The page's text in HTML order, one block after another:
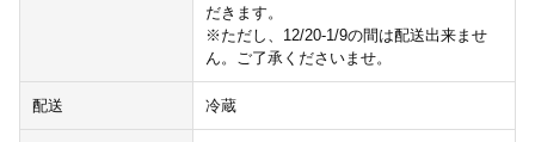
だきます。
※ただし、12/20-1/9の間は配送出来ませ
ん。ご了承くださいませ。
配送 冷蔵